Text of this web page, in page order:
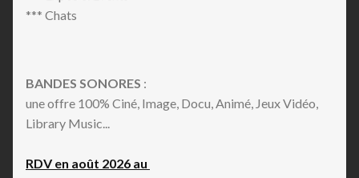
*** Chats
BANDES SONORES :
une offre 100% Ciné, Image, Docu, Animé, Jeux Vidéo,
Library Music...
RDV en août 2026 au